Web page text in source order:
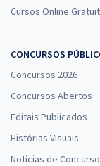
Cursos Online
CONCURSOS
Concursos 2026
Concursos Abertos
Editais Publicados
Histórias Visuais
Notícias de